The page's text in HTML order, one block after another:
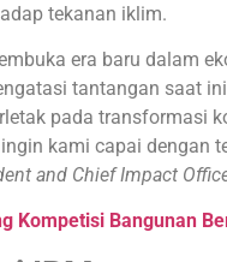
tekanan iklim.
era baru dalam
tantangan saat
pada transformasi
kami capai dengan
and Chief Impact
Kompetisi Bangunan